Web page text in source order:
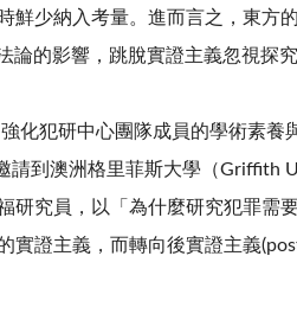
鮮少納入考量。進而言之，東方
的影響，跳脫實證主義忽視探
犯研中心團隊成員的學術素養
請到澳洲格里菲斯大學（Griffith
研究員，以「為什麼研究犯罪需
證主義，而轉向後實證主義